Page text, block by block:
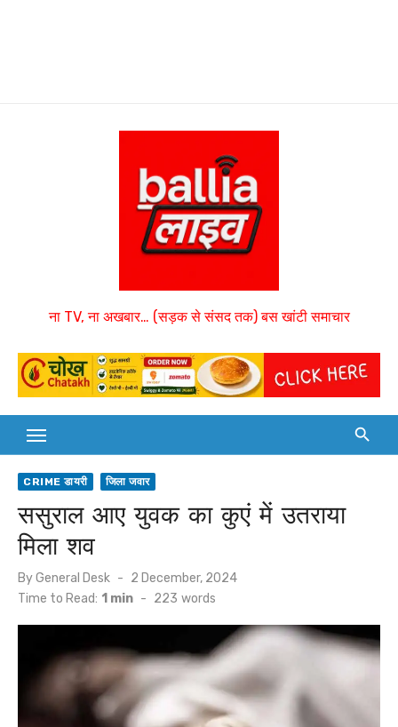
ना TV, ना अखबार… (सड़क से संसद तक) बस खांटी समाचार
CRIME डायरी जिला जवार
ससुराल आए युवक का कुएं में उतराया
मिला शव
ByGeneral Desk
Posted
on
2 December, 2024
Time to Read: 1 min - 223 words